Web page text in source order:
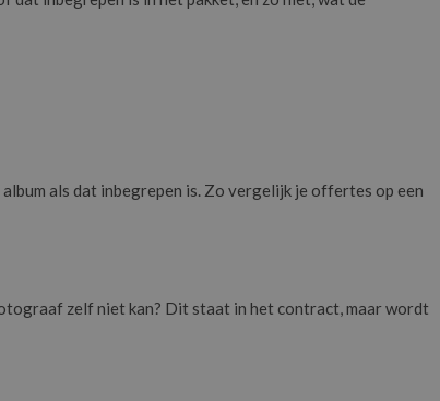
als dat inbegrepen is. Zo vergelijk je offertes op een
zelf niet kan? Dit staat in het contract, maar wordt